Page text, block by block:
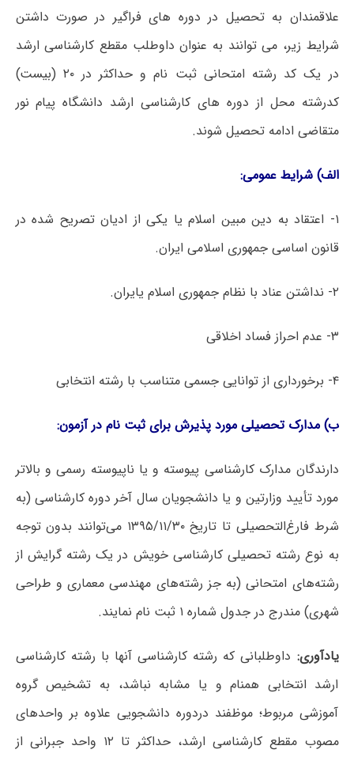
علاقمندان به تحصیل در دوره های فراگیر در صورت داشتن
شرایط زیر، می توانند به عنوان داوطلب مقطع کارشناسی ارشد
در یک کد رشته امتحانی ثبت نام و حداکثر در ۲۰ (بیست)
کدرشته محل از دوره های کارشناسی ارشد دانشگاه پیام نور
متقاضی ادامه تحصیل شوند.
الف) شرایط عمومی:
۱- اعتقاد به دین مبین اسلام یا یکی از ادیان تصریح شده در
قانون اساسی جمهوری اسلامی ایران.
۲- نداشتن عناد با نظام جمهوری اسلام یایران.
۳- عدم احراز فساد اخلاقی
۴- برخورداری از توانایی جسمی متناسب با رشته انتخابی
ب) مدارک تحصیلی مورد پذیرش برای ثبت نام در آزمون:
دارندگان مدارک کارشناسی پیوسته و یا ناپیوسته رسمی و بالاتر
مورد تأیید وزارتین و یا دانشجویان سال آخر دوره کارشناسی (به
شرط فارغ‌التحصیلی تا تاریخ ۱۳۹۵/۱۱/۳۰ می‌توانند بدون توجه
به نوع رشته تحصیلی کارشناسی خویش در یک رشته گرایش از
رشته‌های امتحانی (به جز رشته‌های مهندسی معماری و طراحی
شهری) مندرج در جدول شماره ۱ ثبت نام نمایند.
یادآوری: داوطلبانی که رشته کارشناسی آنها با رشته کارشناسی
ارشد انتخابی همنام و یا مشابه نباشد، به تشخیص گروه
آموزشی مربوط؛ موظفند دردوره دانشجویی علاوه بر واحدهای
مصوب مقطع کارشناسی ارشد، حداکثر تا ۱۲ واحد جبرانی از